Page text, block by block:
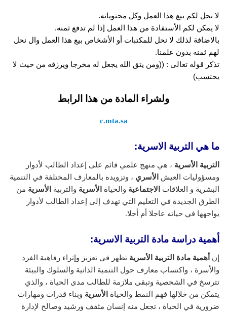
لا نحل لكم بيع هذا العمل وكل محتوياته.
لا يمكن لكم الأستفادة من هذا العمل إذا لم تدفع ثمنه.
بالاضافة لذلك لا نحل للمكتبات أو الأشخاص بيع هذا العمل وال نحل
لهم ثمنه بدون علمنا.
تذكر قوله تعالى : ((ومن يتق الله يجعل له مخرجا ويرزقه من حيث لا
يحتسب)
ولشراء المادة من هذا الرابط
c.mta.sa
ما هي التربية الاسرية:
التربية الأسرية ، هي منهج علمي قائم على إعداد الطالب لأدوار
ومسؤوليات العيش
الأسري ، وتزويده بالمعارف المختلفة في التنمية
البشرية و العلاقات
الاجتماعية والحياة الأسرية والتربية الأسرية من
الطرق الجديدة في التعليم التي تهدف إلى إعداد الطالب لأدوار
يواجهها في حياته عاجلا أم أجلا.
أهمية دراسة مادة التربية الاسرية:
إن أهمية مادة التربية الأسرية تظهر في تعزيز وإثراء رفاهية الفرد
والأسرة ، واكتساب معارف حول التنمية الذاتية والسلوك والبيئة
تترسخ في الشخصية وتبقى ملازمة للطالب مدى الحياة ، والذي
يتمكن من خلالها فهم النمط والحياة الأسرية وبناء قدرات ومهارات
ضرورية في الحياة ، تجعل منه إنسان مثقف ورشيد وصالح لإدارة